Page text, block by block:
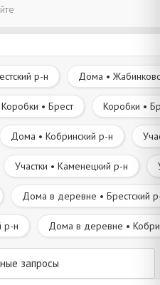
р-н Дома •
Коробки • Брест Коробки •
Дома • Кобринский р-н
Участки • Каменецкий р-н
Дома в деревне • Брестский
р-н Дома в деревне •
запросы